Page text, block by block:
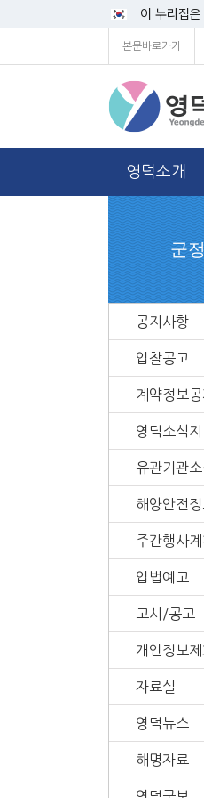
이 누리집
본문바로가기
영덕소개
군
공지사항
입찰공고
계약정보공
영덕소식지
유관기관소
해양안전정
주간행사계
입법예고
고시/공고
개인정보
자료실
영덕뉴스
해명자료